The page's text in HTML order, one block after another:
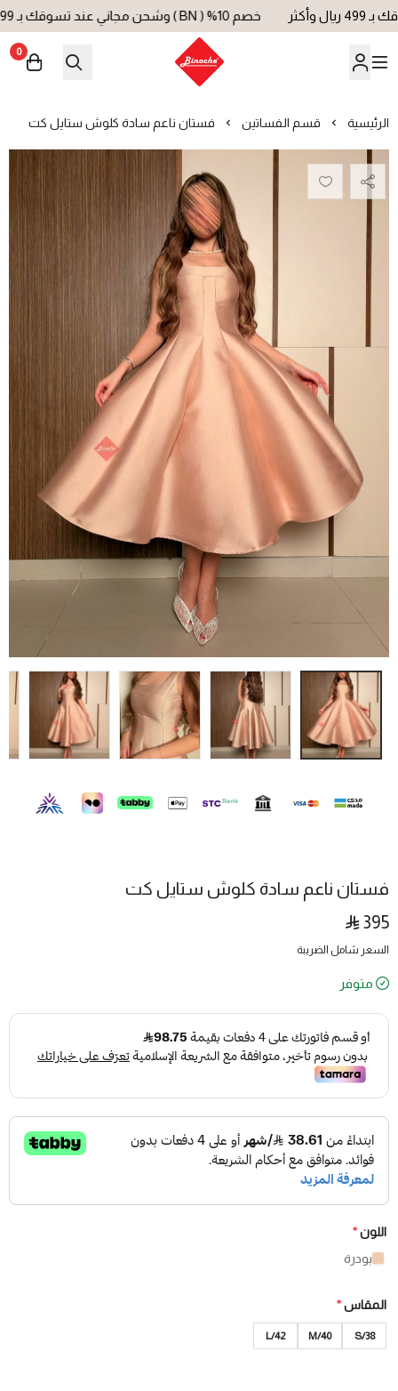
خصم 10% ( BN ) وشحن مجاني عند تسوقك بـ 499 ريال وأكثر
بينوش | Binoche
0
الرئيسية قسم الفساتين فستان ناعم سادة كلوش ستايل كت
فستان ناعم سادة كلوش ستايل كت
395
السعر شامل الضريبة
متوفر
اللون*
بودرة
المقاس*
38/S
40/M
42/L